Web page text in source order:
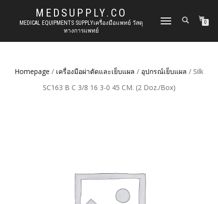
MEDSUPPLY.CO
MEDICAL EQUIPMENTS SUPPLYเครื่องมือแพทย์ วัสดุ
ทางการแพทย์
TOGGLE
0
Homepage / เครื่องมือผ่าตัดและเย็บแผล / อุปกรณ์เย็บแผล / Silk
SC163 B C 3/8 16 3-0 45 CM. (2 Doz./Box)